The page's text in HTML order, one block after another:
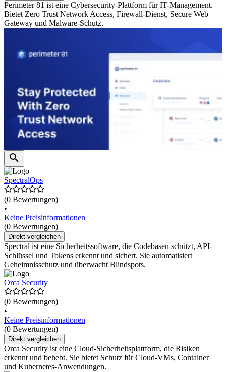
Perimeter 81 ist eine Cybersecurity-Plattform für IT-Management.
Bietet Zero Trust Network Access, Firewall-Dienst, Secure Web
Gateway und Malware-Schutz.
SpectralOps
(0 Bewertungen)
•
Keine Preisinformationen
(0 Bewertungen)
Direkt vergleichen
Spectral ist eine Sicherheitssoftware, die Codebasen schützt, API-
Schlüssel und Tokens erkennt und sichert. Sie automatisiert
Geheimnisschutz und überwacht Blindspots.
Orca Security
(0 Bewertungen)
•
Keine Preisinformationen
(0 Bewertungen)
Direkt vergleichen
Orca Security ist eine Cloud-Sicherheitsplattform, die Risiken
erkennt und behebt. Sie bietet Schutz für Cloud-VMs, Container
und Kubernetes-Anwendungen.